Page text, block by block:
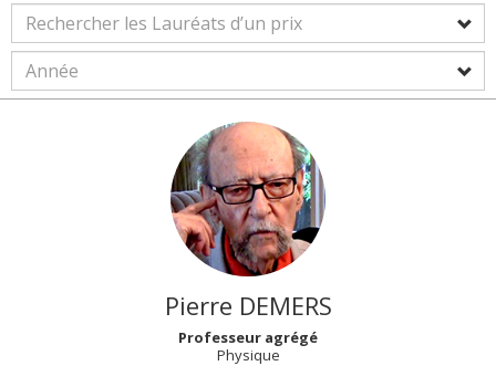
Pierre DEMERS
Professeur agrégé
Physique